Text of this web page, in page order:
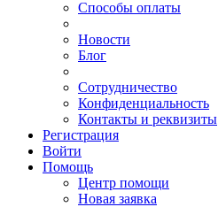
Способы оплаты
Новости
Блог
Сотрудничество
Конфиденциальность
Контакты и реквизиты
Регистрация
Войти
Помощь
Центр помощи
Новая заявка